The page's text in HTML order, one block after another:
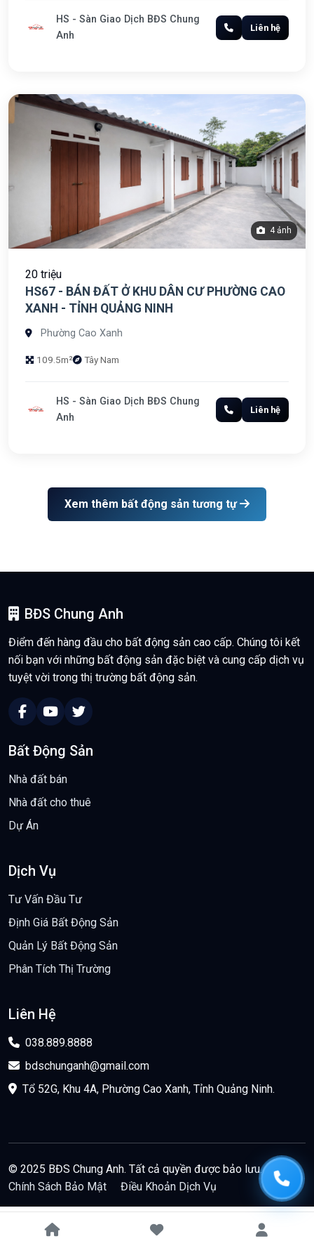
HS - Sàn Giao Dịch BĐS Chung
Anh
Liên hệ
4 ảnh
20 triệu
HS67 - BÁN ĐẤT Ở KHU DÂN CƯ PHƯỜNG CAO
XANH - TỈNH QUẢNG NINH
Phường Cao Xanh
109.5m² Tây Nam
HS - Sàn Giao Dịch BĐS Chung
Anh
Liên hệ
Xem thêm bất động sản tương tự
BĐS Chung Anh
Điểm đến hàng đầu cho bất động sản cao cấp. Chúng tôi kết
nối bạn với những bất động sản đặc biệt và cung cấp dịch vụ
tuyệt vời trong thị trường bất động sản.
Bất Động Sản
Nhà đất bán
Nhà đất cho thuê
Dự Án
Dịch Vụ
Tư Vấn Đầu Tư
Định Giá Bất Động Sản
Quản Lý Bất Động Sản
Phân Tích Thị Trường
Liên Hệ
038.889.8888
bdschunganh@gmail.com
Tổ 52G, Khu 4A, Phường Cao Xanh, Tỉnh Quảng Ninh.
© 2025 BĐS Chung Anh. Tất cả quyền được bảo lưu.
Chính Sách Bảo Mật
Điều Khoản Dịch Vụ